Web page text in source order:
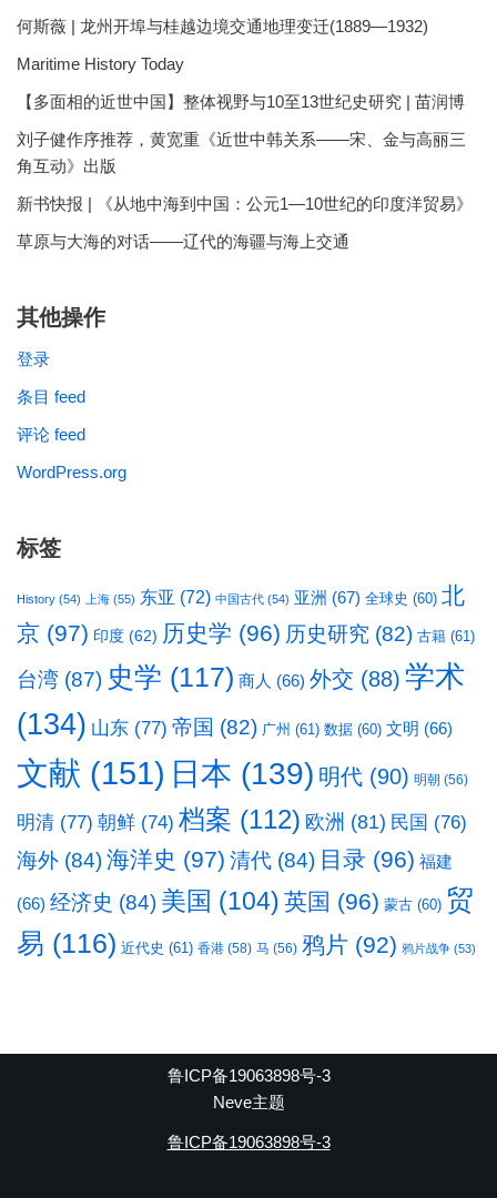
何斯薇 | 龙州开埠与桂越边境交通地理变迁(1889—1932)
Maritime History Today
【多面相的近世中国】整体视野与10至13世纪史研究 | 苗润博
刘子健作序推荐，黄宽重《近世中韩关系——宋、金与高丽三
角互动》出版
新书快报 | 《从地中海到中国：公元1—10世纪的印度洋贸易》
草原与大海的对话——辽代的海疆与海上交通
其他操作
登录
条目 feed
评论 feed
WordPress.org
标签
History (54) 上海 (55) 东亚 (72) 中国古代 (54) 亚洲 (67) 全球史 (60) 北
京 (97) 印度 (62) 历史学 (96) 历史研究 (82) 古籍 (61)
台湾 (87) 史学 (117) 商人 (66) 外交 (88) 学术
(134) 山东 (77) 帝国 (82) 广州 (61) 数据 (60) 文明 (66)
文献 (151) 日本 (139) 明代 (90) 明朝 (56)
明清 (77) 朝鲜 (74) 档案 (112) 欧洲 (81) 民国 (76)
海外 (84)海洋史 (97) 清代 (84) 目录 (96) 福建
(66) 经济史 (84) 美国 (104) 英国 (96) 蒙古 (60) 贸
易 (116) 近代史 (61) 香港 (58) 马 (56) 鸦片 (92) 鸦片战争 (53)
鲁ICP备19063898号-3
Neve主题
鲁ICP备19063898号-3